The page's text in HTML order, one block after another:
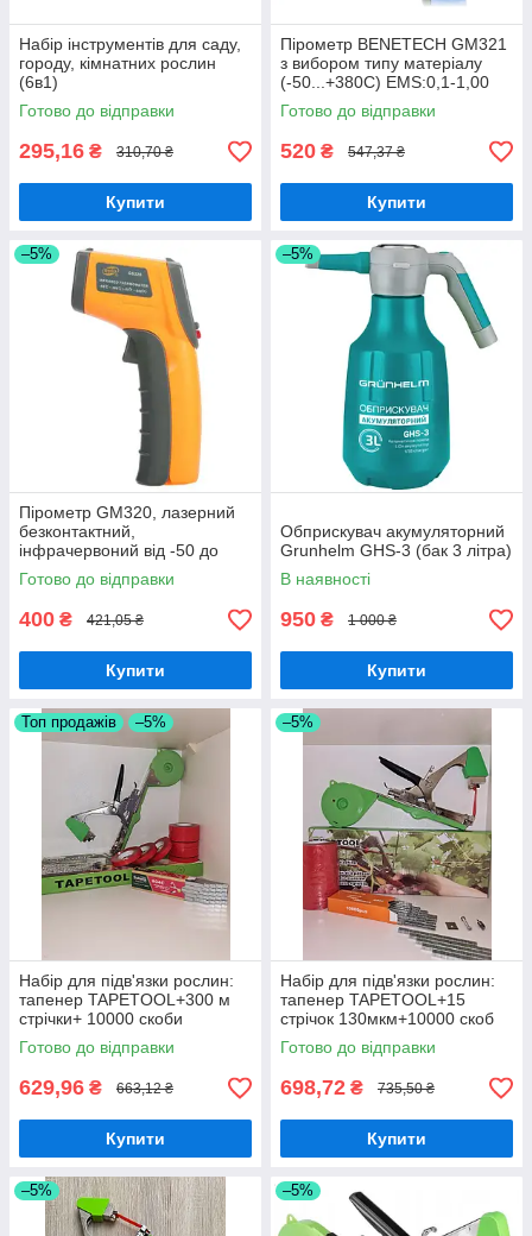
Набір інструментів для саду,
городу, кімнатних рослин
(6в1)
Готово до відправки
295,16 ₴ 310,70 ₴
Купити
Пірометр BENETECH GM321
з вибором типу матеріалу
(-50...+380С) EMS:0,1-1,00
Готово до відправки
520 ₴ 547,37 ₴
Купити
–5%
Пірометр GM320, лазерний
безконтактний,
інфрачервоний від -50 до
+380С
Готово до відправки
400 ₴ 421,05 ₴
Купити
–5%
Обприскувач акумуляторний
Grunhelm GHS-3 (бак 3 літра)
В наявності
950 ₴ 1 000 ₴
Купити
Топ продажів –5%
Набір для підв'язки рослин:
тапенер TAPETOOL+300 м
стрічки+ 10000 скоби
посилені
Готово до відправки
629,96 ₴ 663,12 ₴
Купити
–5%
Набір для підв'язки рослин:
тапенер TAPETOOL+15
стрічок 130мкм+10000 скоб
Готово до відправки
698,72 ₴ 735,50 ₴
Купити
–5% –5%